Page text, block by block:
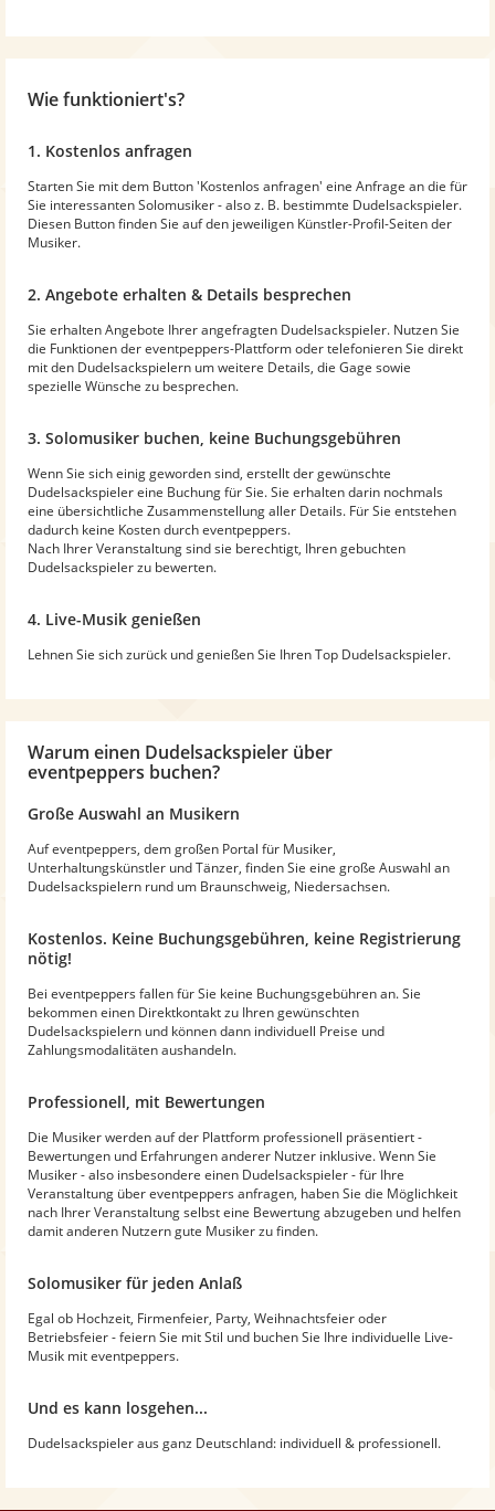
Wie funktioniert's?
1. Kostenlos anfragen
Starten Sie mit dem Button 'Kostenlos anfragen' eine Anfrage an die für
Sie interessanten Solomusiker - also z. B. bestimmte Dudelsackspieler.
Diesen Button finden Sie auf den jeweiligen Künstler-Profil-Seiten der
Musiker.
2. Angebote erhalten & Details besprechen
Sie erhalten Angebote Ihrer angefragten Dudelsackspieler. Nutzen Sie
die Funktionen der eventpeppers-Plattform oder telefonieren Sie direkt
mit den Dudelsackspielern um weitere Details, die Gage sowie
spezielle Wünsche zu besprechen.
3. Solomusiker buchen, keine Buchungsgebühren
Wenn Sie sich einig geworden sind, erstellt der gewünschte
Dudelsackspieler eine Buchung für Sie. Sie erhalten darin nochmals
eine übersichtliche Zusammenstellung aller Details. Für Sie entstehen
dadurch keine Kosten durch eventpeppers.
Nach Ihrer Veranstaltung sind sie berechtigt, Ihren gebuchten
Dudelsackspieler zu bewerten.
4. Live-Musik genießen
Lehnen Sie sich zurück und genießen Sie Ihren Top Dudelsackspieler.
Warum einen Dudelsackspieler über
eventpeppers buchen?
Große Auswahl an Musikern
Auf eventpeppers, dem großen Portal für Musiker,
Unterhaltungskünstler und Tänzer, finden Sie eine große Auswahl an
Dudelsackspielern rund um Braunschweig, Niedersachsen.
Kostenlos. Keine Buchungsgebühren, keine Registrierung
nötig!
Bei eventpeppers fallen für Sie keine Buchungsgebühren an. Sie
bekommen einen Direktkontakt zu Ihren gewünschten
Dudelsackspielern und können dann individuell Preise und
Zahlungsmodalitäten aushandeln.
Professionell, mit Bewertungen
Die Musiker werden auf der Plattform professionell präsentiert -
Bewertungen und Erfahrungen anderer Nutzer inklusive. Wenn Sie
Musiker - also insbesondere einen Dudelsackspieler - für Ihre
Veranstaltung über eventpeppers anfragen, haben Sie die Möglichkeit
nach Ihrer Veranstaltung selbst eine Bewertung abzugeben und helfen
damit anderen Nutzern gute Musiker zu finden.
Solomusiker für jeden Anlaß
Egal ob Hochzeit, Firmenfeier, Party, Weihnachtsfeier oder
Betriebsfeier - feiern Sie mit Stil und buchen Sie Ihre individuelle Live-
Musik mit eventpeppers.
Und es kann losgehen...
Dudelsackspieler aus ganz Deutschland: individuell & professionell.